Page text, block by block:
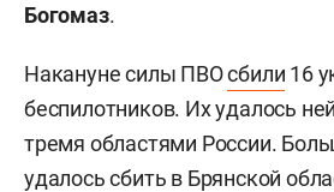
Богомаз.
Накануне силы ПВОсбили 16
беспилотников. Их удалось
тремя областями России.
удалось сбить в Брянской